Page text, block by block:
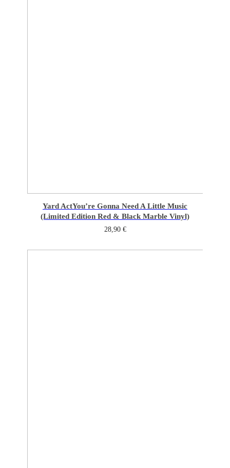
Yard ActYou’re Gonna Need A Little Music
(Limited Edition Red & Black Marble Vinyl)
28,90 €